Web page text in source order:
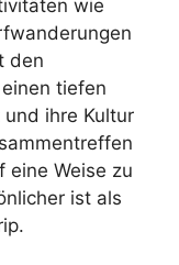
wie
den
tiefen
ihre Kultur
eine Weise zu
ist als